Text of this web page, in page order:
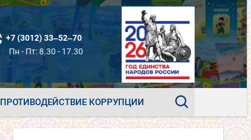
+7 (3012) 33‒52‒70
Пн - Пт: 8.30 - 17.30
ПРОТИВОДЕЙСТВИЕ КОРРУПЦИИ